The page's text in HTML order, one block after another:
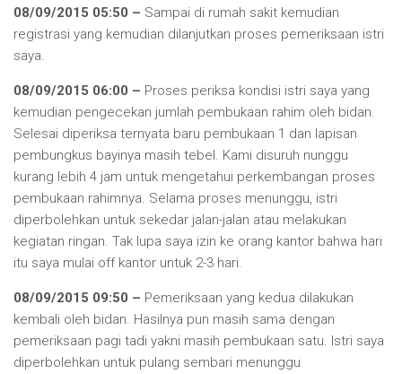
08/09/2015 05:50 – Sampai di rumah sakit kemudian
registrasi yang kemudian dilanjutkan proses pemeriksaan istri
saya.
08/09/2015 06:00 – Proses periksa kondisi istri saya yang
kemudian pengecekan jumlah pembukaan rahim oleh bidan.
Selesai diperiksa ternyata baru pembukaan 1 dan lapisan
pembungkus bayinya masih tebel. Kami disuruh nunggu
kurang lebih 4 jam untuk mengetahui perkembangan proses
pembukaan rahimnya. Selama proses menunggu, istri
diperbolehkan untuk sekedar jalan-jalan atau melakukan
kegiatan ringan. Tak lupa saya izin ke orang kantor bahwa hari
itu saya mulai off kantor untuk 2-3 hari.
08/09/2015 09:50 – Pemeriksaan yang kedua dilakukan
kembali oleh bidan. Hasilnya pun masih sama dengan
pemeriksaan pagi tadi yakni masih pembukaan satu. Istri saya
diperbolehkan untuk pulang sembari menunggu